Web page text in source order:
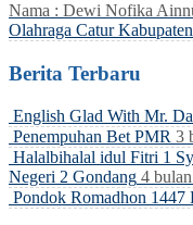
Nama : Dewi Nofika
Olahraga Catur
Berita Terbaru
English Glad With Mr.
Penempuhan Bet PMR 3
Halalbihalal idul Fitri 1
Negeri 2 Gondang 4
Pondok Romadhon 1447